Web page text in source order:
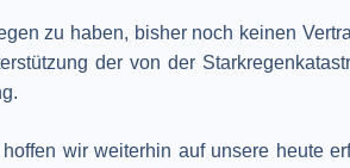
zu haben, bisher noch keinen
der von der
wir weiterhin auf unsere heute